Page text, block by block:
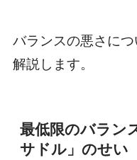
バランスの悪さに
解説します。
最低限のバラン
サドル」のせい